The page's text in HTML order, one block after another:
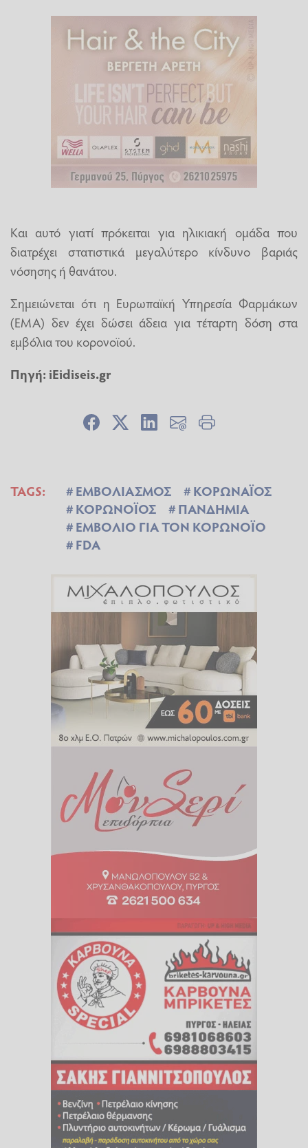
Και αυτό γιατί πρόκειται για ηλικιακή ομάδα που
διατρέχει στατιστικά μεγαλύτερο κίνδυνο βαριάς
νόσησης ή θανάτου.
Σημειώνεται ότι η Ευρωπαϊκή Υπηρεσία Φαρμάκων
(ΕΜΑ) δεν έχει δώσει άδεια για τέταρτη δόση στα
εμβόλια του κορονοϊού.
Πηγή: iEidiseis.gr
TAGS: ΕΜΒΟΛΙΑΣΜΟΣ
ΚΟΡΩΝΑΪΟΣ
ΚΟΡΩΝΟΪΟΣ
ΠΑΝΔΗΜΙΑ
ΕΜΒΟΛΙΟ ΓΙΑ ΤΟΝ ΚΟΡΩΝΟΪΟ
FDA